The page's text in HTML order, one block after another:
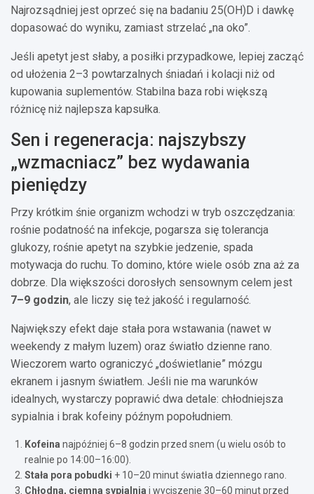
Najrozsądniej jest oprzeć się na badaniu 25(OH)D i dawkę
dopasować do wyniku, zamiast strzelać „na oko”.
Jeśli apetyt jest słaby, a posiłki przypadkowe, lepiej zacząć
od ułożenia 2–3 powtarzalnych śniadań i kolacji niż od
kupowania suplementów. Stabilna baza robi większą
różnicę niż najlepsza kapsułka.
Sen i regeneracja: najszybszy
„wzmacniacz” bez wydawania
pieniędzy
Przy krótkim śnie organizm wchodzi w tryb oszczędzania:
rośnie podatność na infekcje, pogarsza się tolerancja
glukozy, rośnie apetyt na szybkie jedzenie, spada
motywacja do ruchu. To domino, które wiele osób zna aż za
dobrze. Dla większości dorosłych sensownym celem jest
7–9 godzin, ale liczy się też jakość i regularność.
Największy efekt daje stała pora wstawania (nawet w
weekendy z małym luzem) oraz światło dzienne rano.
Wieczorem warto ograniczyć „doświetlanie” mózgu
ekranem i jasnym światłem. Jeśli nie ma warunków
idealnych, wystarczy poprawić dwa detale: chłodniejsza
sypialnia i brak kofeiny późnym popołudniem.
Kofeina najpóźniej 6–8 godzin przed snem (u wielu osób to
realnie po 14:00–16:00).
Stała pora pobudki + 10–20 minut światła dziennego rano.
Chłodna, ciemna sypialnia i wyciszenie 30–60 minut przed